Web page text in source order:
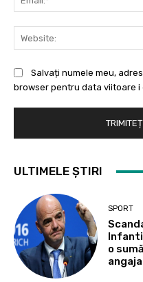
Salvați numele meu,
browser pentru data viitoare i
ULTIMELE ȘTIRI
SPORT
o